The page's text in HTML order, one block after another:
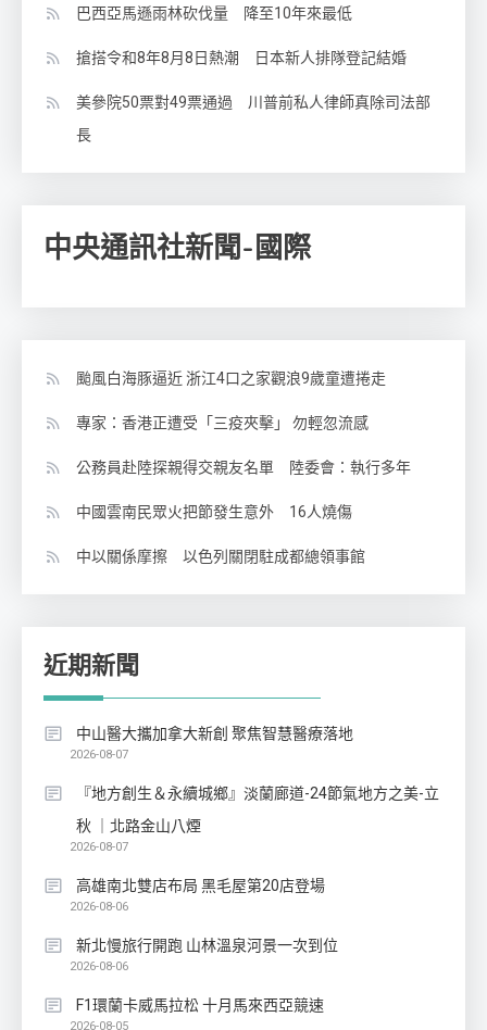
巴西亞馬遜雨林砍伐量 降至10年來最低
搶搭令和8年8月8日熱潮 日本新人排隊登記結婚
美參院50票對49票通過 川普前私人律師真除司法部
長
中央通訊社新聞-國際
颱風白海豚逼近 浙江4口之家觀浪9歲童遭捲走
專家：香港正遭受「三疫夾擊」 勿輕忽流感
公務員赴陸探親得交親友名單 陸委會：執行多年
中國雲南民眾火把節發生意外 16人燒傷
中以關係摩擦 以色列關閉駐成都總領事館
近期新聞
中山醫大攜加拿大新創 聚焦智慧醫療落地
2026-08-07
『地方創生＆永續城鄉』淡蘭廊道-24節氣地方之美-立
秋 ｜北路金山八煙
2026-08-07
高雄南北雙店布局 黑毛屋第20店登場
2026-08-06
新北慢旅行開跑 山林溫泉河景一次到位
2026-08-06
F1環蘭卡威馬拉松 十月馬來西亞競速
2026-08-05